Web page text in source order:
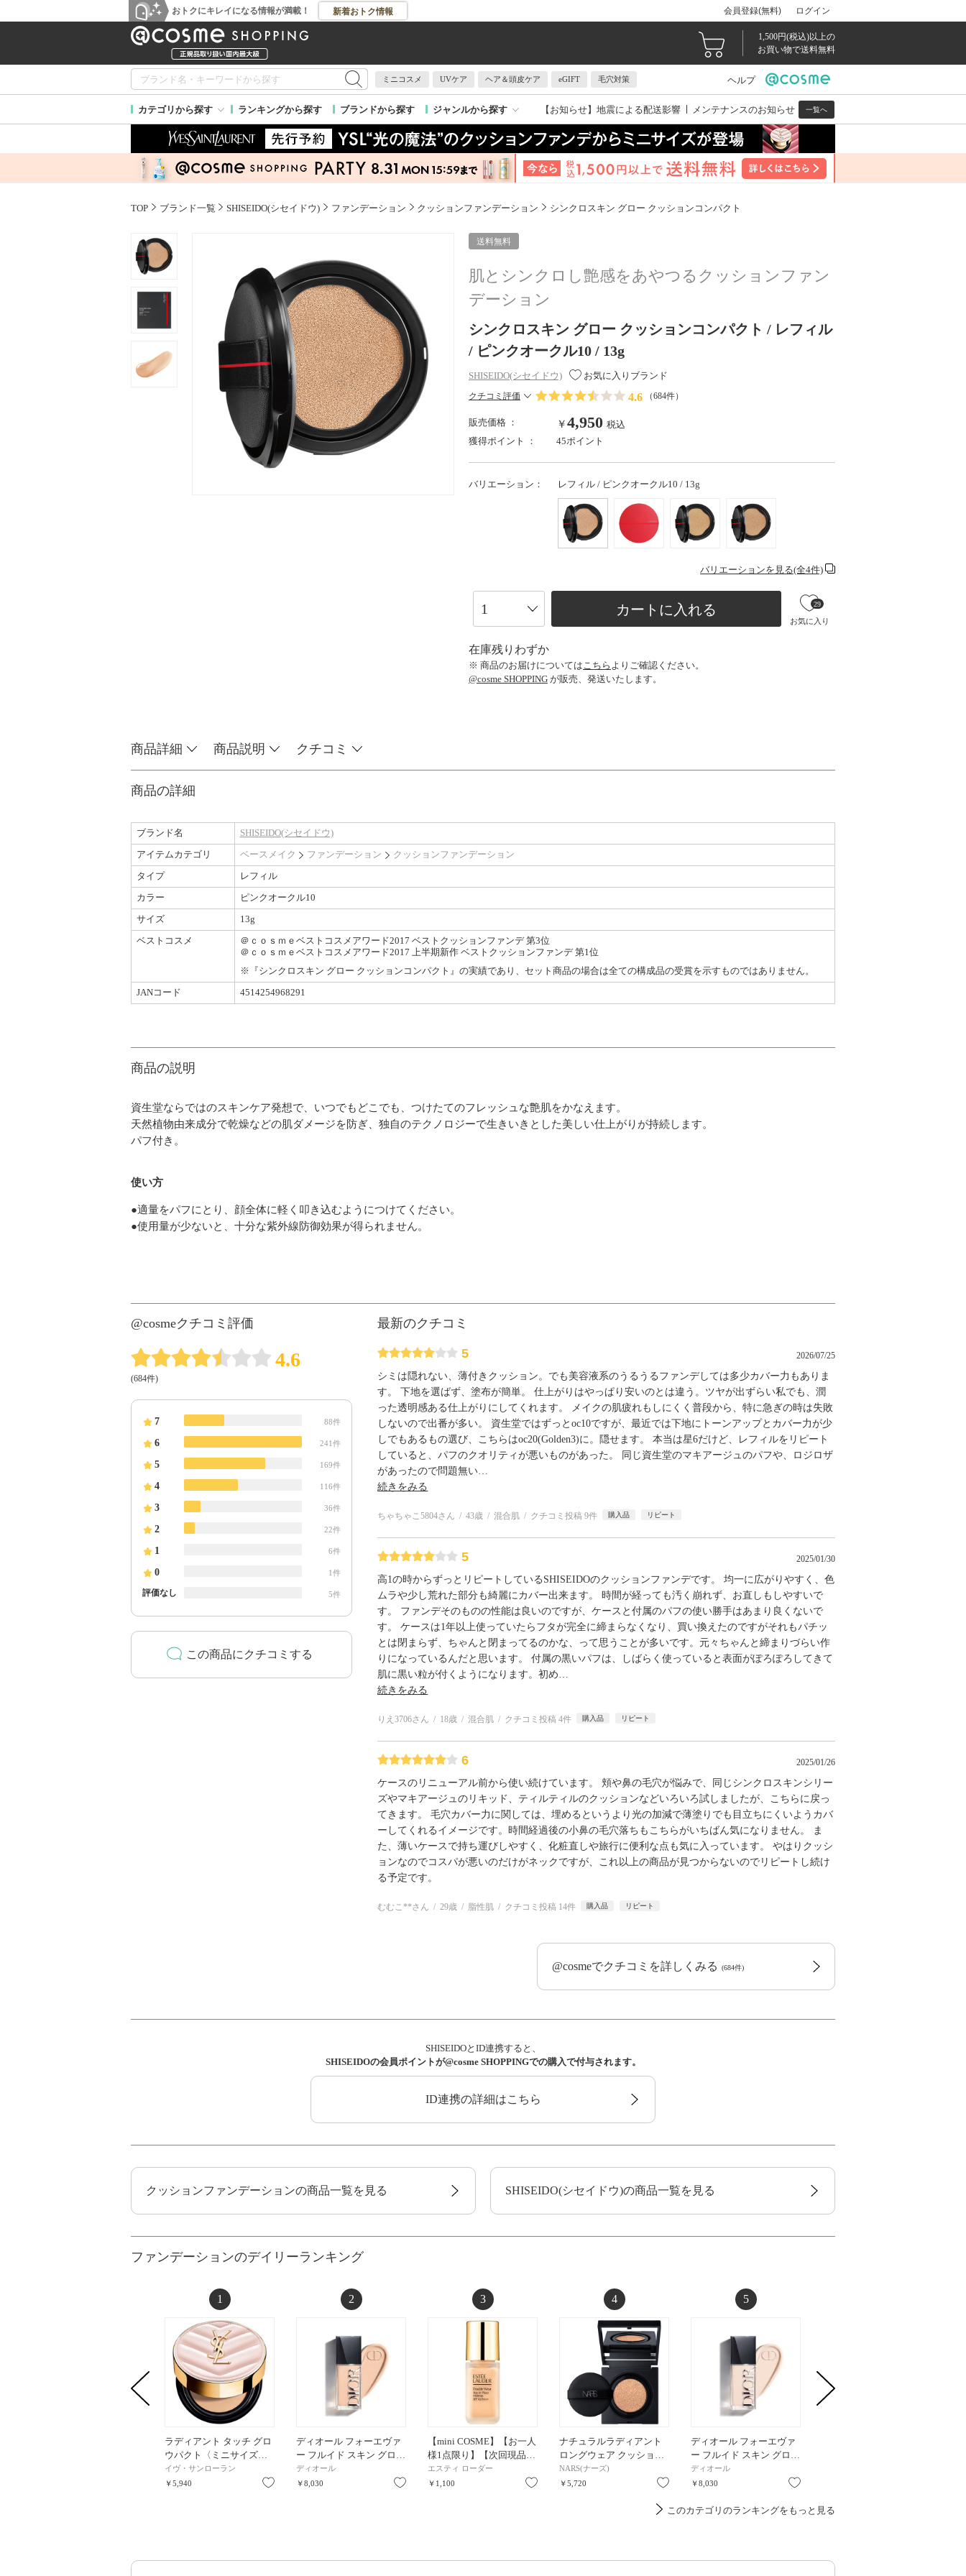
おトクにキレイになる情報が満載！ 新着おトク情報 会員登録(無料) ログイン
1,500円(税込)以上の
お買い物で送料無料
ミニコスメ UVケア ヘア＆頭皮ケア eGIFT 毛穴対策 ヘルプ
カテゴリから探す ランキングから探す ブランドから探す ジャンルから探す 【お知らせ】 地震による配送影響 メンテナンスのお知らせ 一覧へ
TOP ブランド一覧 SHISEIDO(シセイドウ) ファンデーション クッションファンデーション シンクロスキン グロー クッションコンパクト
送料無料
肌とシンクロし艶感をあやつるクッションファン
デーション
シンクロスキン グロー クッションコンパクト / レフィル
/ ピンクオークル10 / 13g
SHISEIDO(シセイドウ) お気に入りブランド
クチコミ評価 4.6 （684件）
販売価格 ： ￥4,950 税込
獲得ポイント ：
45ポイント
バリエーション： レフィル / ピンクオークル10 / 13g
バリエーションを見る(全4件)
カートに入れる
お気に入り
29
在庫残りわずか
※ 商品のお届けについては こちら よりご確認ください。
@cosme SHOPPING が販売、発送いたします。
商品詳細 商品説明 クチコミ
商品の詳細
ブランド名
SHISEIDO(シセイドウ)
アイテムカテゴリ
ベースメイク ファンデーション
クッションファンデーション
タイプ
レフィル
カラー
ピンクオークル10
サイズ
13g
ベストコスメ
＠ｃｏｓｍｅベストコスメアワード2017 ベストクッションファンデ 第3位
＠ｃｏｓｍｅベストコスメアワード2017 上半期新作 ベストクッションファンデ 第1位
※『シンクロスキン グロー クッションコンパクト』の実績であり、セット商品の場合は全ての構成品の受賞を示すものではありません。
JANコード
4514254968291
商品の説明
資生堂ならではのスキンケア発想で、いつでもどこでも、つけたてのフレッシュな艶肌をかなえます。
天然植物由来成分で乾燥などの肌ダメージを防ぎ、独自のテクノロジーで生きいきとした美しい仕上がりが持続します。
パフ付き。
使い方
●適量をパフにとり、顔全体に軽く叩き込むようにつけてください。
●使用量が少ないと、十分な紫外線防御効果が得られません。
@cosmeクチコミ評価
4.6
(684件)
7 88件
6 241件
5 169件
4 116件
3 36件
2 22件
1 6件
0 1件
評価なし 5件
この商品にクチコミする
最新のクチコミ
5 2026/07/25
シミは隠れない、薄付きクッション。でも美容液系のうるうるファンデしては多少カバー力もありま
す。 下地を選ばず、塗布が簡単。 仕上がりはやっぱり安いのとは違う。ツヤが出ずらい私でも、潤
った透明感ある仕上がりにしてくれます。 メイクの肌疲れもしにくく普段から、特に急ぎの時は失敗
しないので出番が多い。 資生堂ではずっとoc10ですが、最近では下地にトーンアップとカバー力が少
しでもあるもの選び、こちらはoc20(Golden3)に。隠せます。 本当は星6だけど、レフィルをリピート
していると、パフのクオリティが悪いものがあった。 同じ資生堂のマキアージュのパフや、ロジロザ
があったので問題無い
続きをみる
ちゃちゃこ5804さん 43歳 混合肌 クチコミ投稿 9件 購入品 リピート
5 2025/01/30
高1の時からずっとリピートしているSHISEIDOのクッションファンデです。 均一に広がりやすく、色
ムラや少し荒れた部分も綺麗にカバー出来ます。 時間が経っても汚く崩れず、お直しもしやすいで
す。 ファンデそのものの性能は良いのですが、ケースと付属のパフの使い勝手はあまり良くないで
す。 ケースは1年以上使っていたらフタが完全に締まらなくなり、買い換えたのですがそれもパチッ
とは閉まらず、ちゃんと閉まってるのかな、って思うことが多いです。元々ちゃんと締まりづらい作
りになっているんだと思います。 付属の黒いパフは、しばらく使っていると表面がぽろぽろしてきて
肌に黒い粒が付くようになります。初め
続きをみる
りえ3706さん 18歳 混合肌 クチコミ投稿 4件 購入品 リピート
6 2025/01/26
ケースのリニューアル前から使い続けています。 頬や鼻の毛穴が悩みで、同じシンクロスキンシリー
ズやマキアージュのリキッド、ティルティルのクッションなどいろいろ試しましたが、こちらに戻っ
てきます。 毛穴カバー力に関しては、埋めるというより光の加減で薄塗りでも目立ちにくいようカバ
ーしてくれるイメージです。時間経過後の小鼻の毛穴落ちもこちらがいちばん気になりません。 ま
た、薄いケースで持ち運びしやすく、化粧直しや旅行に便利な点も気に入っています。 やはりクッシ
ョンなのでコスパが悪いのだけがネックですが、これ以上の商品が見つからないのでリピートし続け
る予定です。
むむこ**さん 29歳 脂性肌 クチコミ投稿 14件 購入品 リピート
@cosmeでクチコミを詳しくみる (684件)
SHISEIDOとID連携すると、
SHISEIDOの会員ポイントが@cosme SHOPPINGでの購入で付与されます。
ID連携の詳細はこちら
クッションファンデーションの商品一覧を見る SHISEIDO(シセイドウ)の商品一覧を見る
ファンデーションのデイリーランキング
1
ラディアント タッチ グロ
ウパクト〈ミニサイズ…
イヴ・サンローラン
￥5,940
お気に入り
2
ディオール フォーエヴァ
ー フルイド スキン グロ…
ディオール
￥8,030
お気に入り
3
【mini COSME】【お一人
様1点限り】【次回現品…
エスティ ローダー
￥1,100
お気に入り
4
ナチュラルラディアント
ロングウェア クッショ…
NARS(ナーズ)
￥5,720
お気に入り
5
ディオール フォーエヴァ
ー フルイド スキン グロ…
ディオール
￥8,030
このカテゴリのランキングをもっと見る